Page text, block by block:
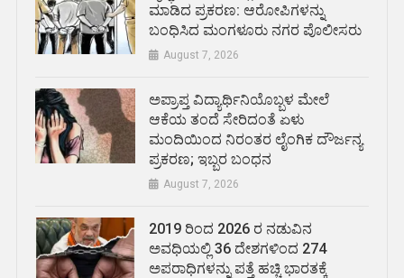
ಮಾಡಿದ ಪ್ರಕರಣ: ಆರೋಪಿಗಳನ್ನು
ಬಂಧಿಸಿದ ಮಂಗಳೂರು ನಗರ ಪೊಲೀಸರು
August 7, 2026
ಅಪ್ರಾಪ್ತ ವಿದ್ಯಾರ್ಥಿನಿಯೊಬ್ಬಳ ಮೇಲೆ
ಆಕೆಯ ತಂದೆ ಸೇರಿದಂತೆ ಏಳು
ಮಂದಿಯಿಂದ ನಿರಂತರ ಲೈಂಗಿಕ ದೌರ್ಜನ್ಯ
ಪ್ರಕರಣ; ಇಬ್ಬರ ಬಂಧನ
August 7, 2026
2019 ರಿಂದ 2026 ರ ನಡುವಿನ
ಅವಧಿಯಲ್ಲಿ 36 ದೇಶಗಳಿಂದ 274
ಅಪರಾಧಿಗಳನ್ನು ಪತ್ತೆ ಹಚ್ಚಿ ಭಾರತಕ್ಕೆ